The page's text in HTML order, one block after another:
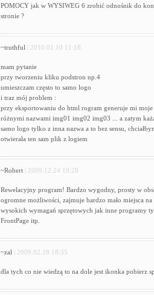
POMOCY jak w WYSIWEG 6 zrobić odnośnik do
stronie ?
~truthful | 2010.01.10 11:18
mam pytanie
przy tworzeniu kliku podstron np.4
umieszczam często to samo logo
i traz mój problem :
przy eksportowaniu do html rogram generuje mi
różnymi nazwami img01 img02 img03 ... a zatym
samo logo tylko z inna nazwa a to bez sensu,
otwierała ten sam plik z logiem
~Robert | 2009.12.24 19:28
Rewelacyjny program! Bardzo wygodny, prosty w
ogromne możliwości, zajmuje bardzo mało miejsca
wysokich wymagań sprzętowych jak inne programy
FrontPage itp.
~zal | 2009.02.18 18:35
dla tych co nie wiedzą to na dole jest ikonka pobierz